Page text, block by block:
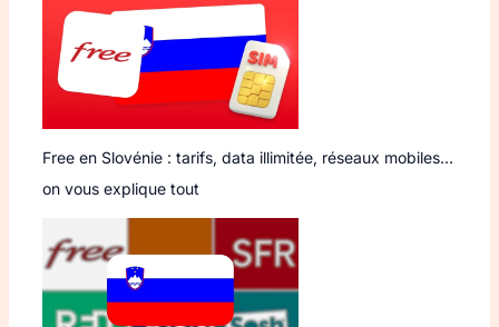
Free en Slovénie : tarifs, data illimitée, réseaux mobiles…
on vous explique tout